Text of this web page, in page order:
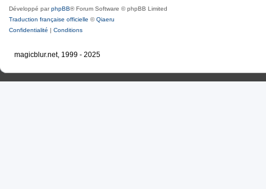
Développé parphpBB® Forum Software © phpBB Limited
Traduction française officielle ©Qiaeru
Confidentialité | Conditions
magicblur.net, 1999 - 2025